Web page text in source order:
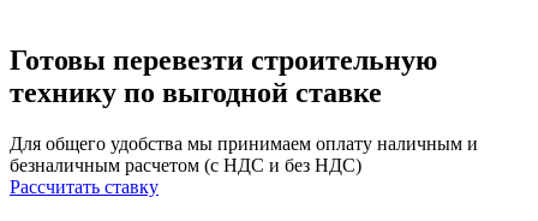
Готовы перевезти строительную
технику по выгодной ставке
Для общего удобства мы принимаем оплату наличным и
безналичным расчетом (с НДС и без НДС)
Рассчитать ставку